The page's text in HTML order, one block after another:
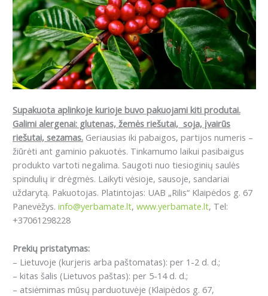
Supakuota aplinkoje kurioje buvo pakuojami kiti produtai.
Galimi alergenai: glutenas, žemės riešutai, soja, įvairūs
riešutai, sezamas. Geriausias iki pabaigos, partijos numeris –
žiūrėti ant gaminio pakuotės. Tinkamumo laikui pasibaigus
produkto vartoti negalima. Saugoti nuo tiesioginių saulės
spindulių ir drėgmės. Laikyti vėsioje, sausoje, sandariai
uždarytą. Pakuotojas. Platintojas: UAB „Rilis“ Klaipėdos g. 67
Panevėžys. info@yerbamate.lt, www.yerbamate.lt, Tel:
+37061298228
Prekių pristatymas:
– Lietuvoje (kurjeris arba paštomatas): per 1-2 d. d.;
– kitas šalis (Lietuvos paštas): per 5-14 d. d.;
– atsiėmimas mūsų parduotuvėje (Klaipėdos g. 67,